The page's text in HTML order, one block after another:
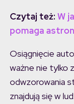
Czytaj też: W
pomaga
Osiągnięcie
ważne nie tylko
odwzorowania
znajdują się w